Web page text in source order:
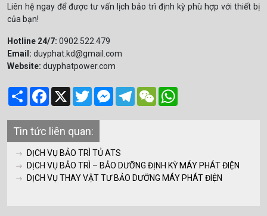
Liên hệ ngay để được tư vấn lịch bảo trì định kỳ phù hợp với thiết bị
của bạn!
Hotline 24/7: 0902.522.479
Email: duyphat.kd@gmail.com
Website: duyphatpower.com
Share Facebook
X TwitterMessengerTelegramWeChat
Tin tức liên quan:
DỊCH VỤ BẢO TRÌ TỦ ATS
DỊCH VỤ BẢO TRÌ – BẢO DƯỠNG ĐỊNH KỲ MÁY PHÁT ĐIỆN
DỊCH VỤ THAY VẬT TƯ BẢO DƯỠNG MÁY PHÁT ĐIỆN